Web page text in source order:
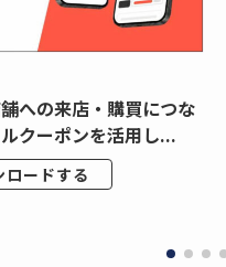
への来店・購買につな
クーポンを活用し...
ロードする